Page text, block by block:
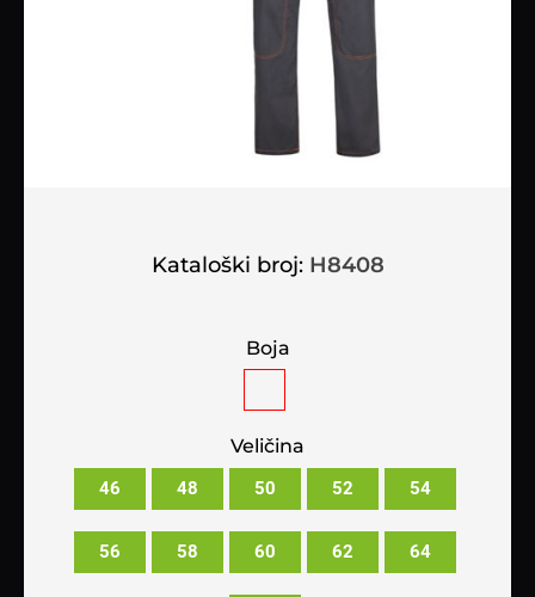
Kataloški broj: H8408
Boja
Veličina
46 48 50 52 54
56 58 60 62 64